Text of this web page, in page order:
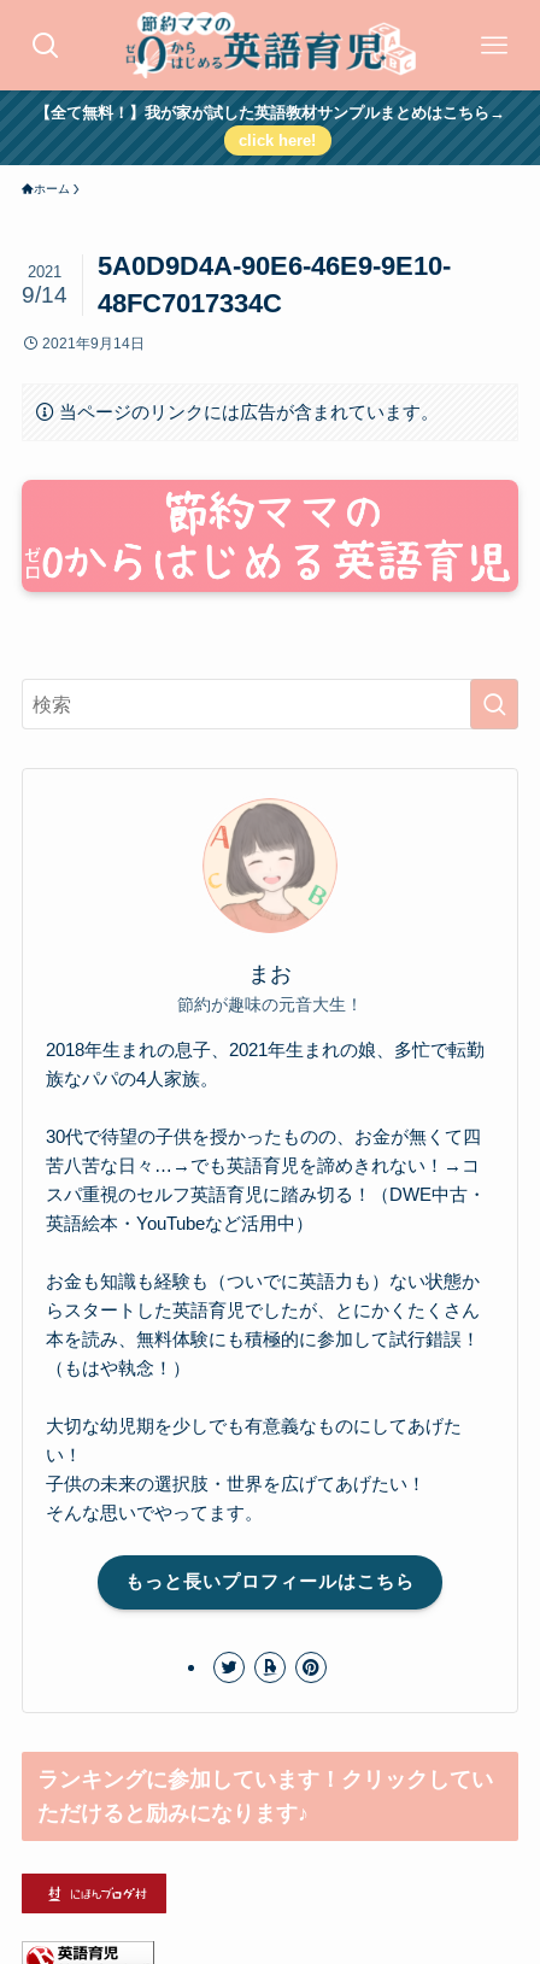
【全て無料！】我が家が試した英語教材サンプルまとめはこちら→
click here!
ホーム
5A0D9D4A-90E6-46E9-9E10-
48FC7017334C
2021
9/14
2021年9月14日
当ページのリンクには広告が含まれています。
まお
節約が趣味の元音大生！
2018年生まれの息子、2021年生まれの娘、多忙で転勤
族なパパの4人家族。
30代で待望の子供を授かったものの、お金が無くて四
苦八苦な日々…→でも英語育児を諦めきれない！→コ
スパ重視のセルフ英語育児に踏み切る！（DWE中古・
英語絵本・YouTubeなど活用中）
お金も知識も経験も（ついでに英語力も）ない状態か
らスタートした英語育児でしたが、とにかくたくさん
本を読み、無料体験にも積極的に参加して試行錯誤！
（もはや執念！）
大切な幼児期を少しでも有意義なものにしてあげた
い！
子供の未来の選択肢・世界を広げてあげたい！
そんな思いでやってます。
もっと長いプロフィールはこちら
ランキングに参加しています！クリックしてい
ただけると励みになります♪